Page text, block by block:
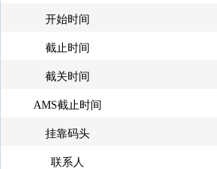
开始时间
截止时间
截关时间
AMS截止时间
挂靠码头
联系人